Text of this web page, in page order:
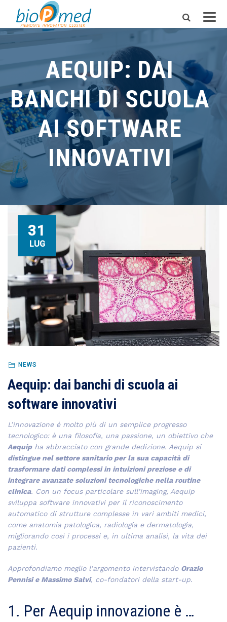
AEQUIP: DAI
BANCHI DI SCUOLA
AI SOFTWARE
INNOVATIVI
31
LUG
NEWS
Aequip: dai banchi di scuola ai
software innovativi
L’innovazione è molto più di un semplice progresso
tecnologico: è una filosofia, una passione, un obiettivo che
Aequipha abbracciato con grande dedizione. Aequip si
distingue nel settore sanitario per la sua capacità di
trasformare dati complessi in intuizioni preziose e di
integrare avanzate soluzioni tecnologiche nella routine
clinica. Con un focus particolare sull’imaging, Aequip
sviluppa software innovativi per il riconoscimento
automatico di strutture complesse in vari ambiti medici,
come anatomia patologica, radiologia e dermatologia,
migliorando così i processi e, in ultima analisi, la vita dei
pazienti.
Approfondiamo meglio l’argomento intervistando Orazio
Pennisi e Massimo Salvi, co-fondatori della start-up.
1. Per Aequip innovazione è …